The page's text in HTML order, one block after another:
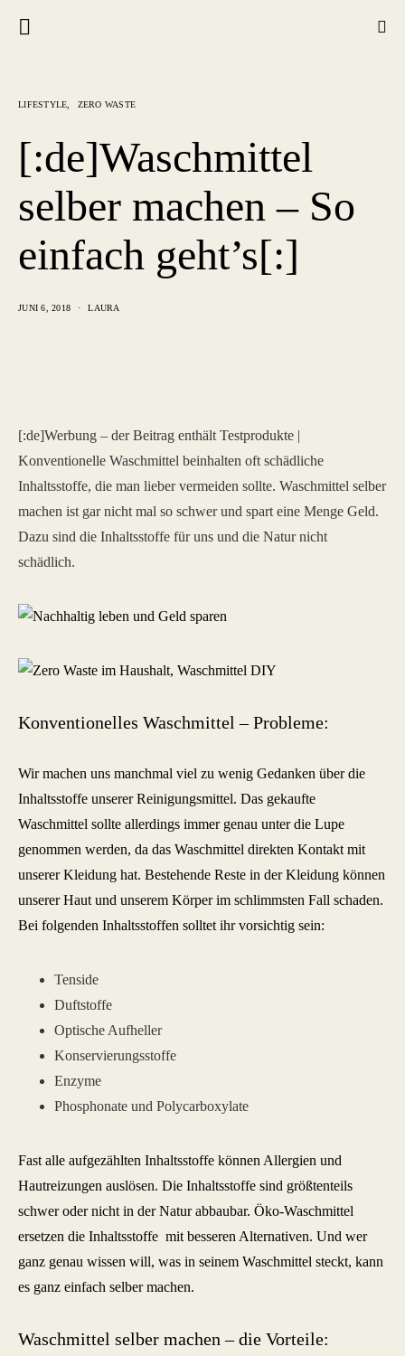
LIFESTYLE ZERO WASTE
[:de]Waschmittel
selber machen – So
einfach geht’s[:]
JUNI 6, 2018 LAURA
[:de]Werbung – der Beitrag enthält Testprodukte |
Konventionelle Waschmittel beinhalten oft schädliche
Inhaltsstoffe, die man lieber vermeiden sollte. Waschmittel selber
machen ist gar nicht mal so schwer und spart eine Menge Geld.
Dazu sind die Inhaltsstoffe für uns und die Natur nicht
schädlich.
Konventionelles Waschmittel – Probleme:
Wir machen uns manchmal viel zu wenig Gedanken über die
Inhaltsstoffe unserer Reinigungsmittel. Das gekaufte
Waschmittel sollte allerdings immer genau unter die Lupe
genommen werden, da das Waschmittel direkten Kontakt mit
unserer Kleidung hat. Bestehende Reste in der Kleidung können
unserer Haut und unserem Körper im schlimmsten Fall schaden.
Bei folgenden Inhaltsstoffen solltet ihr vorsichtig sein:
Tenside
Duftstoffe
Optische Aufheller
Konservierungsstoffe
Enzyme
Phosphonate und Polycarboxylate
Fast alle aufgezählten Inhaltsstoffe können Allergien und
Hautreizungen auslösen. Die Inhaltsstoffe sind größtenteils
schwer oder nicht in der Natur abbaubar. Öko-Waschmittel
ersetzen die Inhaltsstoffe mit besseren Alternativen. Und wer
ganz genau wissen will, was in seinem Waschmittel steckt, kann
es ganz einfach selber machen.
Waschmittel selber machen – die Vorteile: